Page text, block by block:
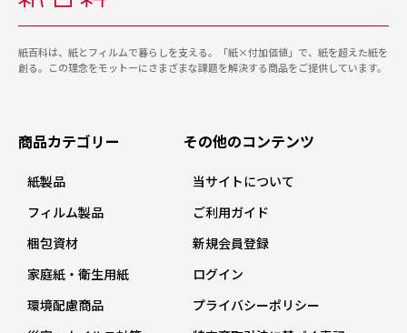
紙百科は、紙とフィルムで暮らしを支える。「紙×付加価値」で、紙を超えた紙を
創る。この理念をモットーにさまざまな課題を解決する商品をご提供しています。
商品カテゴリー
紙製品
フィルム製品
梱包資材
家庭紙・衛生用紙
環境配慮商品
その他のコンテンツ
当サイトについて
ご利用ガイド
新規会員登録
ログイン
プライバシーポリシー